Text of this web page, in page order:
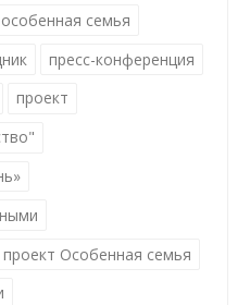
особенная семья
пресс-конференция
проект
проект Особенная семья